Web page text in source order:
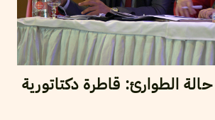
الطوارئ: قاطرة دكتاتورية